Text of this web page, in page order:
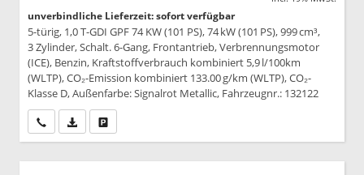
unverbindliche Lieferzeit: sofort verfügbar
5-türig, 1,0 T-GDI GPF 74 KW (101 PS), 74 kW (101 PS), 999 cm³,
3 Zylinder, Schalt. 6-Gang, Frontantrieb, Verbrennungsmotor
(ICE), Benzin, Kraftstoffverbrauch kombiniert 5,9 l/100km
(WLTP), CO₂-Emission kombiniert 133.00 g/km (WLTP), CO₂-
Klasse D, Außenfarbe: Signalrot Metallic, Fahrzeugnr.: 132122
Wir rufen Sie anPDF-Datei, Fahrzeugexposé drucken